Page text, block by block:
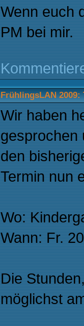
Wenn euch
PM bei mir.
FrühlingsLAN
Wir haben
gesprochen
den
Termin nun
Wo:
Wann: Fr.
Die
möglichst